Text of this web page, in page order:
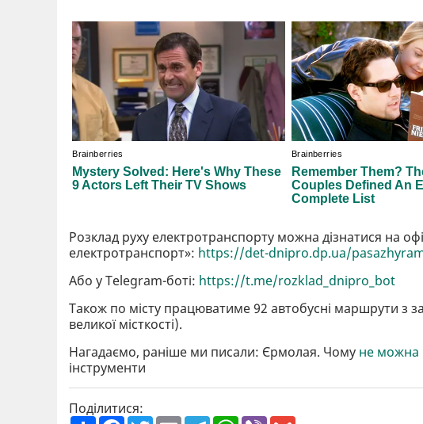
Розклад руху електротранспорту можна дізнатися на
електротранспорт»: https://det-dnipro.dp.ua/
Або у Telegram-боті: https://t.me/rozklad_dnipro_bot
Також по місту працюватиме 92 автобусні маршрути з
великої місткості).
Нагадаємо, раніше ми писали: Єрмолая. Чому не можна
інструменти
Поділитися: